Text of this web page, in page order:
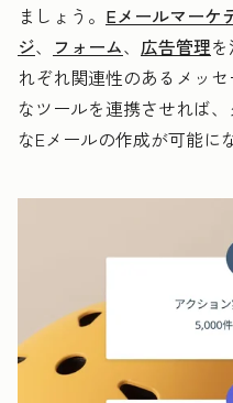
ましょう。 Eメールマーケ
ジ、 フォーム、 広告管理
れぞれ関連性のあるメッ
なツールを連携させれば
なEメールの作成が可能に